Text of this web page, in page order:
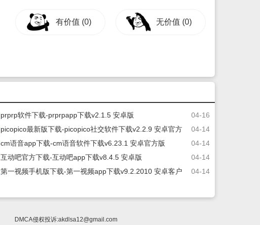
有价值 (0) 无价值 (0)
04-16
prprp软件下载-prprpapp下载v2.1.5 安卓版
04-14
picopico最新版下载-picopico社交软件下载v2.2.9 安卓官方
04-14
cm语音app下载-cm语音软件下载v6.23.1 安卓官方版
04-14
互动吧官方下载-互动吧app下载v8.4.5 安卓版
04-14
第一视频手机版下载-第一视频app下载v9.2.2010 安卓客户
DMCA侵权投诉:akdlsa12@gmail.com